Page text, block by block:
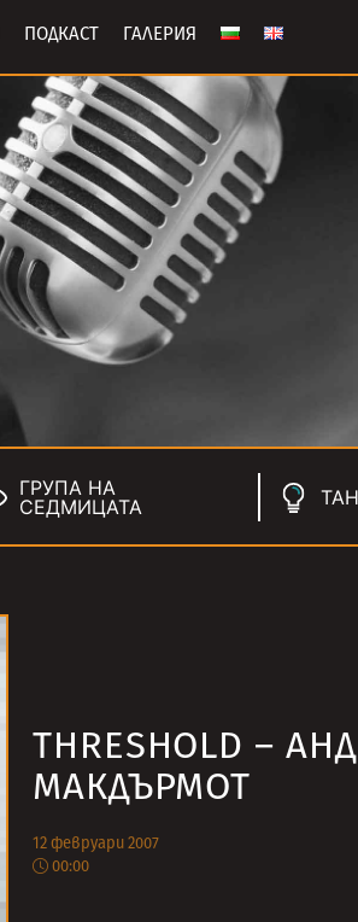
ПОДКАСТ ГАЛЕРИЯ
ГРУПА НА
СЕДМИЦАТА
THRESHOLD –
МАКДЪРМОТ
12 февруари 2007
00:00